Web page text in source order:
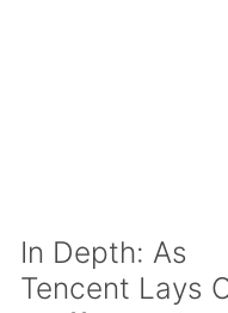
In Depth: As
Tencent Lays